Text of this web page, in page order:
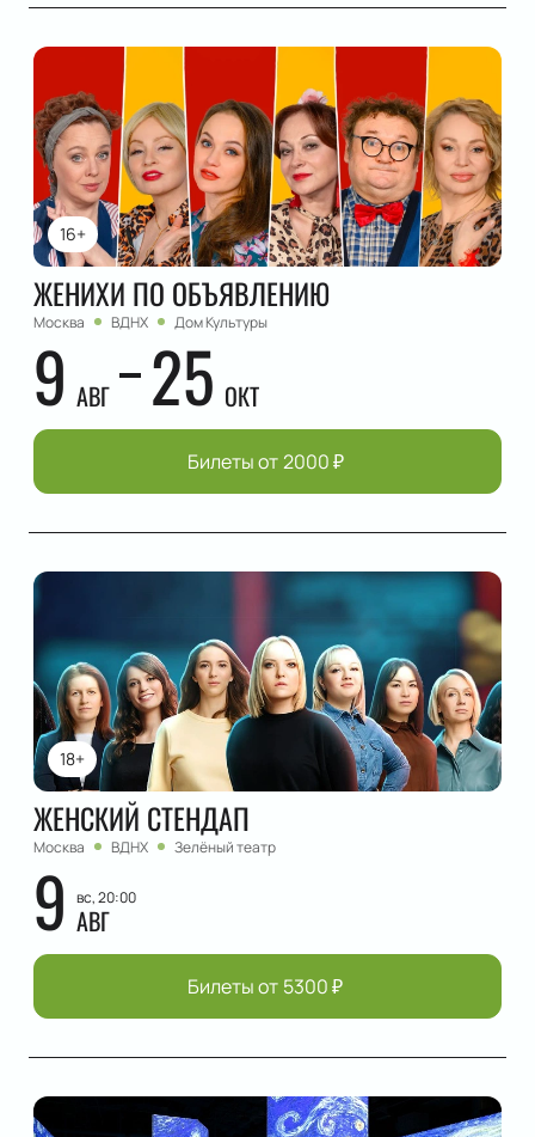
16+
ЖЕНИХИ ПО ОБЪЯВЛЕНИЮ
Москва ВДНХ Дом Культуры
9 АВГ 25 ОКТ
Билеты от 2000₽
18+
ЖЕНСКИЙ СТЕНДАП
Москва ВДНХ Зелёный театр
9 вс, 20:00
АВГ
Билеты от 5300₽